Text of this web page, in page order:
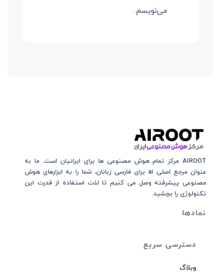
می‌نویسم.
دسترسی سریع
وبلاگ
AIROOT مرکز تمام هوش مصنوعی‌‌‌ ها برای ایرانیان است. ما به
عنوان مرجع اصلی ai برای فارسی زبانان، شما را به ابزارهای هوش
مصنوعی پیشرفته وصل می کنیم تا لذت استفاده از قدرت این
تکنولوژی را بچشید.
نمادها